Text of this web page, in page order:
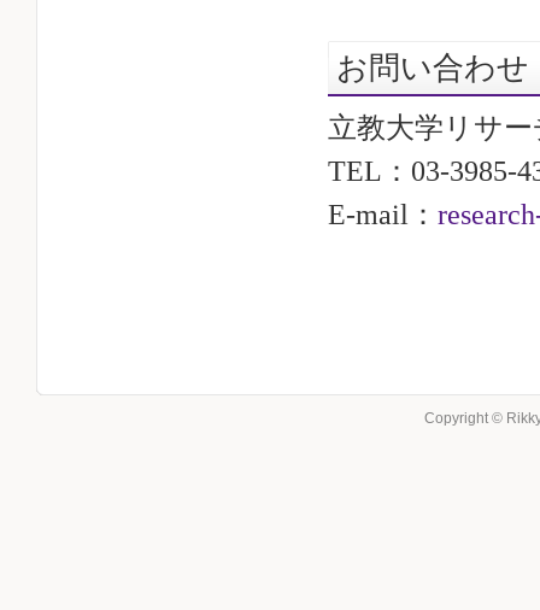
お問い合わせ
立教大学リサ
TEL：03-3985-
E-mail：
Copyright ©